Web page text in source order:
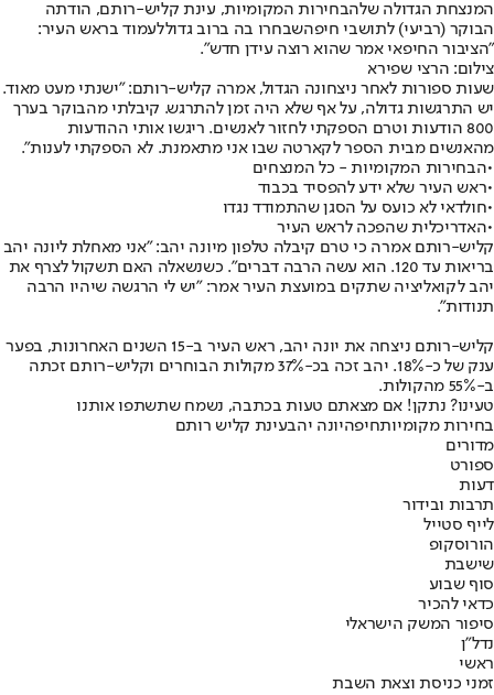
המנצחת הגדולה שלהבחירות המקומיות, עינת קליש-רותם, הודתה
הבוקר (רביעי) לתושבי חיפהשבחרו בה ברוב גדוללעמוד בראש העיר:
"הציבור החיפאי אמר שהוא רוצה עידן חדש".
צילום: הרצי שפירא
שעות ספורות לאחר ניצחונה הגדול, אמרה קליש-רותם: "ישנתי מעט מאוד.
יש התרגשות גדולה, על אף שלא היה זמן להתרגש. קיבלתי מהבוקר בערך
800 הודעות וטרם הספקתי לחזור לאנשים. ריגשו אותי ההודעות
מהאנשים מבית הספר לקארטה שבו אני מתאמנת. לא הספקתי לענות".
•הבחירות המקומיות - כל המנצחים
•ראש העיר שלא ידע להפסיד בכבוד
•חולדאי לא כועס על הסגן שהתמודד נגדו
•האדריכלית שהפכה לראש העיר
קליש-רותם אמרה כי טרם קיבלה טלפון מיונה יהב: "אני מאחלת ליונה יהב
בריאות עד 120. הוא עשה הרבה דברים". כשנשאלה האם תשקול לצרף את
יהב לקואליציה שתקים במועצת העיר אמר: "יש לי הרגשה שיהיו הרבה
תנודות".
קליש-רותם ניצחה את יונה יהב, ראש העיר ב-15 השנים האחרונות, בפער
ענק של כ-18%. יהב זכה בכ-37% מקולות הבוחרים וקליש-רותם זכתה
ב-55% מהקולות.
טעינו? נתקן! אם מצאתם טעות בכתבה, נשמח שתשתפו אותנו
בחירות מקומיותחיפהיונה יהבעינת קליש רותם
מדורים
ספורט
דעות
תרבות ובידור
לייף סטייל
הורוסקופ
שישבת
סוף שבוע
כדאי להכיר
סיפור המשק הישראלי
נדל"ן
ראשי
זמני כניסת וצאת השבת